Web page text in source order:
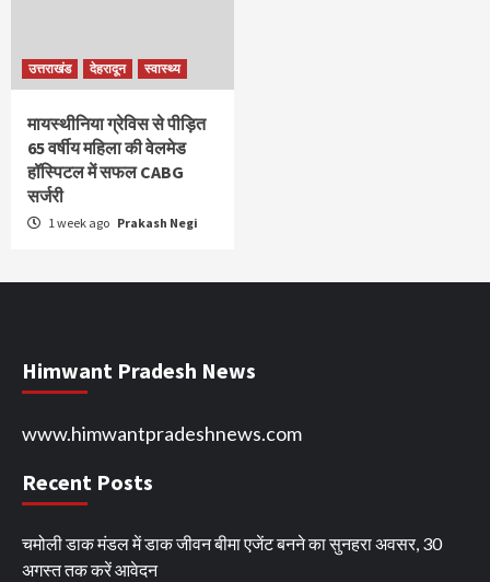
उत्तराखंड देहरादून स्वास्थ्य
मायस्थीनिया ग्रेविस से पीड़ित
65 वर्षीय महिला की वेलमेड
हॉस्पिटल में सफल CABG
सर्जरी
1 week ago Prakash Negi
Himwant Pradesh News
www.himwantpradeshnews.com
Recent Posts
चमोली डाक मंडल में डाक जीवन बीमा एजेंट बनने का सुनहरा अवसर, 30
अगस्त तक करें आवेदन